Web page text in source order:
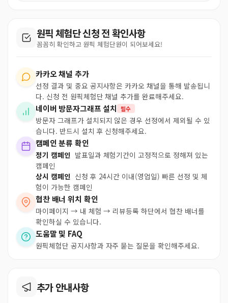
원픽 체험단 신청 전 확인사항
꼼꼼히 확인하고 원픽 체험단원이 되어보세요!
카카오 채널 추가
선정 결과 및 중요 공지사항은 카카오 채널을 통해 발송됩니
다. 신청 전 원픽체험단 채널 추가를 완료해주세요.
네이버 방문자그래프 설치 필수
방문자 그래프가 설치되지 않은 경우 선정에서 제외될 수 있
습니다. 반드시 설치 후 신청해주세요.
캠페인 분류 확인
정기 캠페인 발표일과 체험기간이 고정적으로 정해져 있는
캠페인
상시 캠페인 신청 후 24시간 이내(영업일) 빠른 선정 및 체
험이 가능한 캠페인
협찬 배너 위치 확인
마이페이지 → 내 체험 → 리뷰등록 하단에서 협찬 배너를
확인하실 수 있습니다.
도움말 및 FAQ
원픽체험단 공지사항과 자주 묻는 질문을 확인해주세요.
추가 안내사항